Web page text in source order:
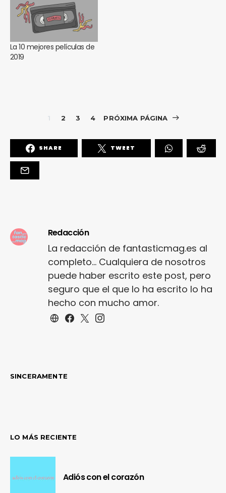
La 10 mejores películas de
2019
1 2 3 4 PRÓXIMA PÁGINA
SHARE TWEET
Redacción
La redacción de fantasticmag.es al
completo... Cualquiera de nosotros
puede haber escrito este post, pero
seguro que el que lo ha escrito lo ha
hecho con mucho amor.
SINCERAMENTE
LO MÁS RECIENTE
Adiós con el corazón